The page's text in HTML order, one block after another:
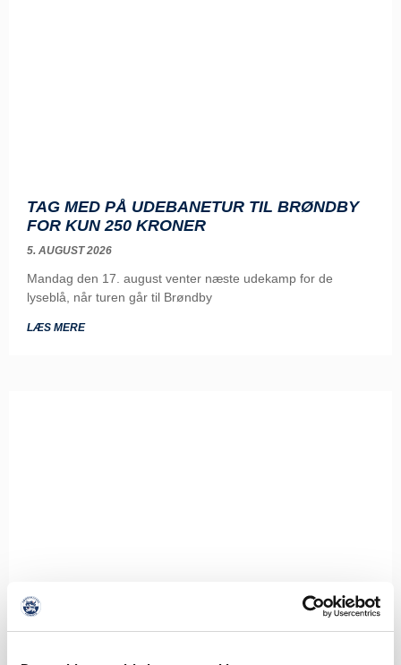
TAG MED PÅ UDEBANETUR TIL BRØNDBY
FOR KUN 250 KRONER
5. AUGUST 2026
Mandag den 17. august venter næste udekamp for de
lyseblå, når turen går til Brøndby
LÆS MERE